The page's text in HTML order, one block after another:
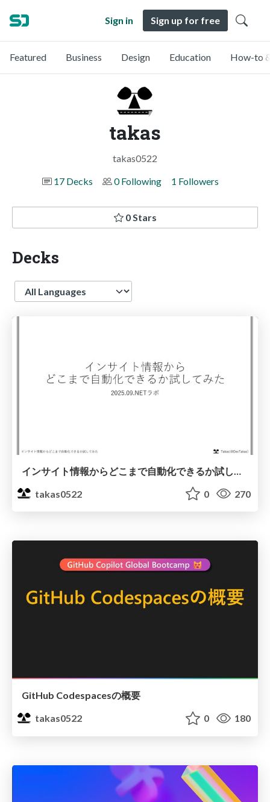
Sign in Sign up for free
Featured Business Design Education How-to
takas
takas0522
17 Decks
0 Following 1 Followers
0 Stars
Decks
Language
takas0522
0 270
GitHub Codespacesの概要
takas0522
0 180